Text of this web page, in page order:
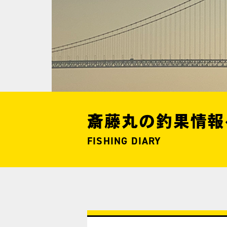
斎藤丸の釣果情
FISHING DIARY